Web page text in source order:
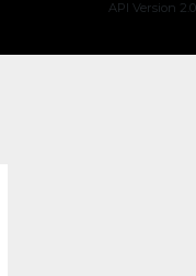
API Version 2.0